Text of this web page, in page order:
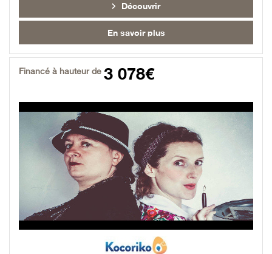
Découvrir
En savoir plus
Financé à hauteur de 3 078€